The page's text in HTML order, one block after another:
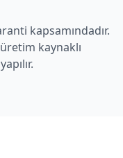
kapsamındadır.
kaynaklı